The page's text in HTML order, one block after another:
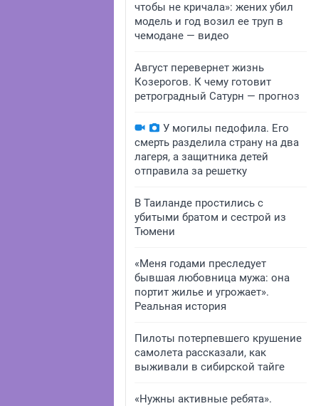
чтобы не кричала»: жених убил
модель и год возил ее труп в
чемодане — видео
Август перевернет жизнь
Козерогов. К чему готовит
ретроградный Сатурн — прогноз
У могилы педофила. Его
смерть разделила страну на два
лагеря, а защитника детей
отправила за решетку
В Таиланде простились с
убитыми братом и сестрой из
Тюмени
«Меня годами преследует
бывшая любовница мужа: она
портит жилье и угрожает».
Реальная история
Пилоты потерпевшего крушение
самолета рассказали, как
выживали в сибирской тайге
«Нужны активные ребята».